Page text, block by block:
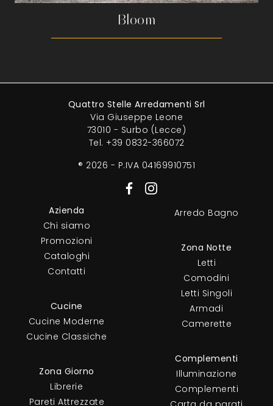
Bloom
Quattro Stelle Arredamenti Srl
Via Giuseppe Leone
73010 - Surbo (Lecce)
Tel. +39 0832-366072
® 2026 - P.IVA 04169910751
Azienda
Chi siamo
Promozioni
Cataloghi
Contatti
Cucine
Cucine Moderne
Cucine Classiche
Zona Giorno
Librerie
Pareti Attrezzate
Arredo Bagno
Zona Notte
Letti
Comodini
Letti Singoli
Armadi
Camerette
Complementi
Illuminazione
Complementi